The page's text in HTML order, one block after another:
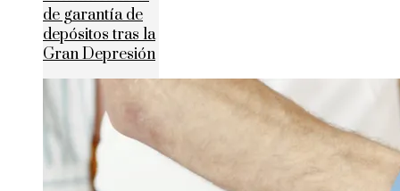
de garantía de
depósitos tras la
Gran Depresión